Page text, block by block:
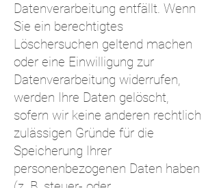
Datenverarbeitung entfällt. Wenn
Sie ein berechtigtes
Löschersuchen geltend machen
oder eine Einwilligung zur
Datenverarbeitung widerrufen,
werden Ihre Daten gelöscht,
sofern wir keine anderen rechtlich
zulässigen Gründe für die
Speicherung Ihrer
personenbezogenen Daten haben